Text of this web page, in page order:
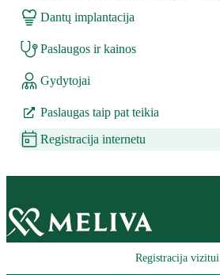
Dantų implantacija
Paslaugos ir kainos
Gydytojai
Paslaugas taip pat teikia
Registracija internetu
Registracija vizitui